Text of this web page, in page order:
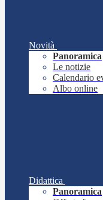
Novità
Panoramica
Le notizie
Calendario
Albo online
Didattica
Panoramica